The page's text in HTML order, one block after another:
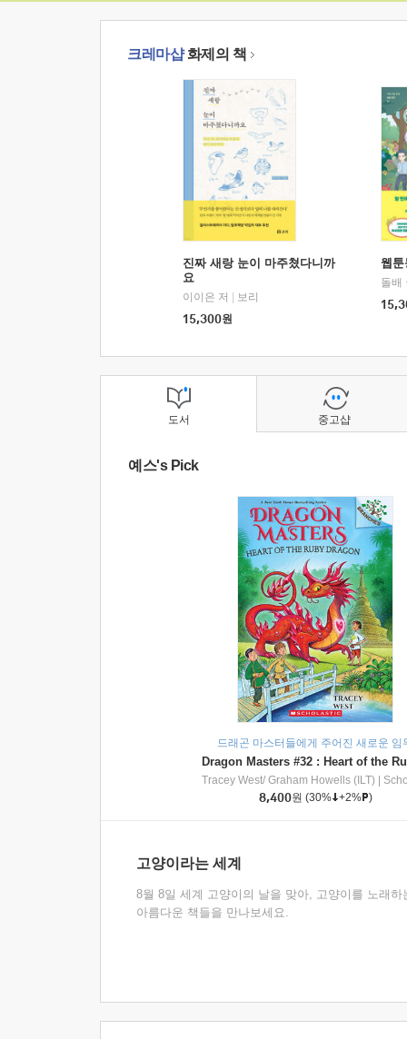
크레마샵화제의 책
진짜 새랑 눈이 마주쳤다니까
요
이이은 저
보리
15,300원
웹
돌배
도서
예스's Pick
드래곤 마스터들에게 주어진 새로운 임
Tracey West/ Graham Howells (ILT)
8,400원 (30% +2% )
고양이라는 세계
8월 8일 세계 고양이의 날을 맞아, 고양이를 노래하
아름다운 책들을 만나보세요.
중고샵